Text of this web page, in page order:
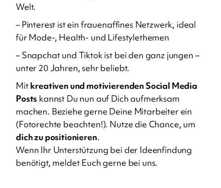
Welt.
– Pinterest ist ein frauenaffines Netzwerk, ideal
für Mode-, Health- und Lifestylethemen
– Snapchat und Tiktok ist bei den ganz jungen –
unter 20 Jahren, sehr beliebt.
Mitkreativen und motivierenden Social Media
Posts kannst Du nun auf Dich aufmerksam
machen. Beziehe gerne Deine Mitarbeiter ein
(Fotorechte beachten!). Nutze die Chance, um
dich zu positionieren.
Wenn Ihr Unterstützung bei der Ideenfindung
benötigt, meldet Euch gerne bei uns.